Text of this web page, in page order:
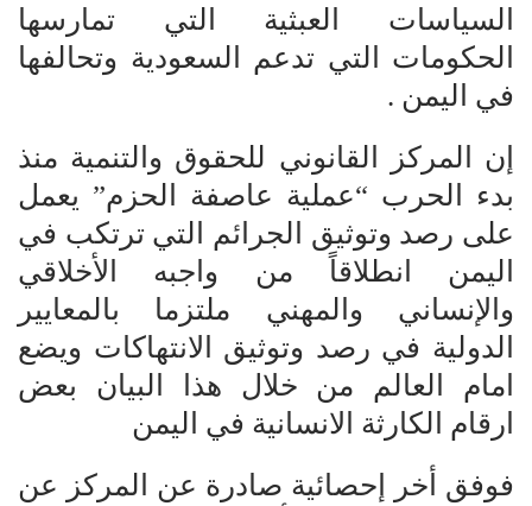
السياسات العبثية التي تمارسها
الحكومات التي تدعم السعودية وتحالفها
في اليمن .
إن المركز القانوني للحقوق والتنمية منذ
بدء الحرب “عملية عاصفة الحزم” يعمل
على رصد وتوثيق الجرائم التي ترتكب في
اليمن انطلاقاً من واجبه الأخلاقي
والإنساني والمهني ملتزما بالمعايير
الدولية في رصد وتوثيق الانتهاكات ويضع
امام العالم من خلال هذا البيان بعض
ارقام الكارثة الانسانية في اليمن
فوفق أخر إحصائية صادرة عن المركز عن